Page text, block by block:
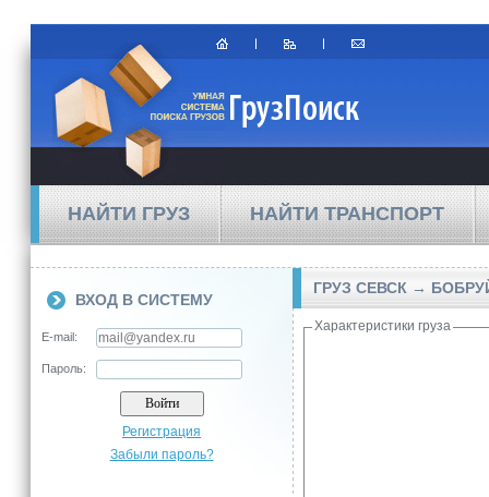
НАЙТИ ГРУЗ НАЙТИ ТРАНСПОРТ
ВХОД В СИСТЕМУ
E-mail:
Пароль:
Регистрация
Забыли пароль?
ГРУЗ СЕВСК →
Характеристики груза